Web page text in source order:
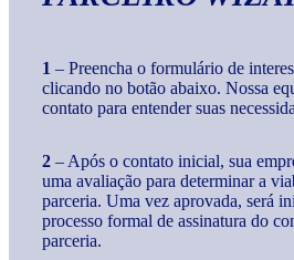
1 – Preencha o formulário de
clicando no botão abaixo. Nossa
contato para entender suas
2 – Após o contato inicial, sua
uma avaliação para determinar a
parceria. Uma vez aprovada, será
processo formal de assinatura do
parceria.